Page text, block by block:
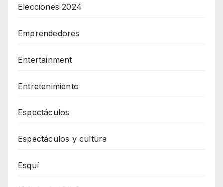
Elecciones 2024
Emprendedores
Entertainment
Entretenimiento
Espectáculos
Espectáculos y cultura
Esquí